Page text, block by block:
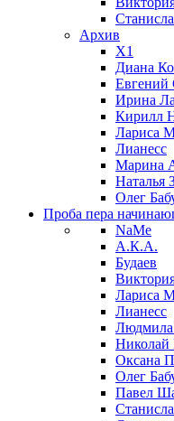
Архив
X1
Диана
Евгений
Ирина
Кирилл
Лариса
Лианесс
Марина
Наталья
Олег
Проба пера
NaMe
А.К.А.
Будаев
Лариса
Лианесс
Людмила
Николай
Оксана
Олег
Павел